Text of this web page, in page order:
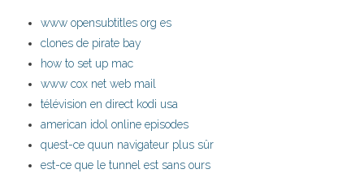
www opensubtitles org es
clones de pirate bay
how to set up mac
www cox net web mail
télévision en direct kodi usa
american idol online episodes
quest-ce quun navigateur plus sûr
est-ce que le tunnel est sans ours